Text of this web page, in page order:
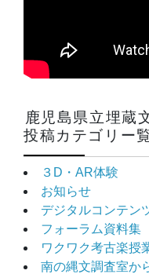
鹿児島県立埋蔵
投稿カテゴリー
３D・AR体験
お知らせ
デジタルコンテン
フォーラム資料集
ワクワク考古楽授
南の縄文調査室か